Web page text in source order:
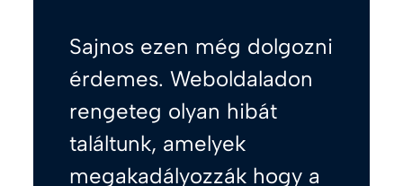
Sajnos ezen még dolgozni
érdemes. Weboldaladon
rengeteg olyan hibát
találtunk, amelyek
megakadályozzák hogy a